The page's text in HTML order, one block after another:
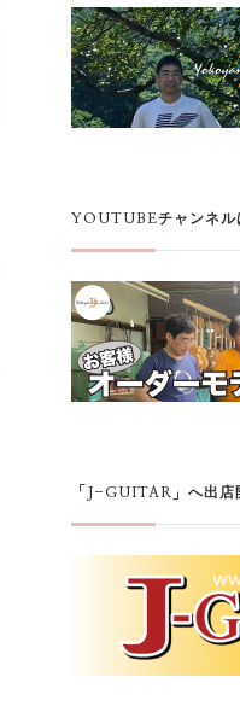
YOUTUBEチャンネル
「J-GUITAR」へ出店